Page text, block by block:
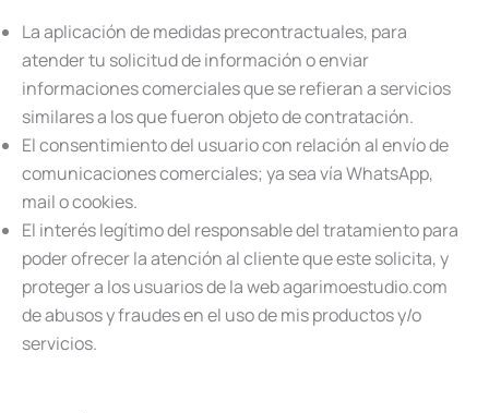
La aplicación de medidas precontractuales, para
atender tu solicitud de información o enviar
informaciones comerciales que se refieran a servicios
similares a los que fueron objeto de contratación.
El consentimiento del usuario con relación al envío de
comunicaciones comerciales; ya sea vía WhatsApp,
mail o cookies.
El interés legítimo del responsable del tratamiento para
poder ofrecer la atención al cliente que este solicita, y
proteger a los usuarios de la web agarimoestudio.com
de abusos y fraudes en el uso de mis productos y/o
servicios.